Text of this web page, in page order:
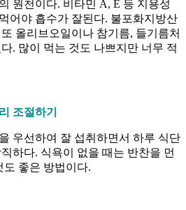
원천이다. 비타민 A, E 등 지용성
어야 흡수가 잘된다. 불포화지방산
올리브오일이나 참기름, 들기름처
. 많이 먹는 것도 나쁘지만 너무 적
조절하기
우선하여 잘 섭취하면서 하루 식단
하다. 식욕이 없을 때는 반찬을 먼
도 좋은 방법이다.